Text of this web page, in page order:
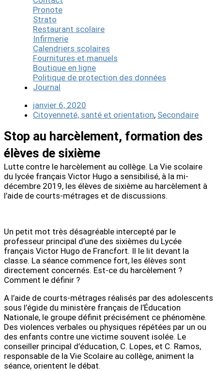
Pronote
Strato
Restaurant scolaire
Infirmerie
Calendriers scolaires
Fournitures et manuels
Boutique en ligne
Politique de protection des données
Journal
janvier 6, 2020
Citoyenneté, santé et orientation, Secondaire
Stop au harcèlement, formation des
élèves de sixième
Lutte contre le harcèlement au collège. La Vie scolaire
du lycée français Victor Hugo a sensibilisé, à la mi-
décembre 2019, les élèves de sixième au harcèlement à
l’aide de courts-métrages et de discussions.
Un petit mot très désagréable intercepté par le
professeur principal d’une des sixièmes du Lycée
français Victor Hugo de Francfort. Il le lit devant la
classe. La séance commence fort, les élèves sont
directement concernés. Est-ce du harcèlement ?
Comment le définir ?
A l’aide de courts-métrages réalisés par des adolescents
sous l’égide du ministère français de l’Éducation
Nationale, le groupe définit précisément ce phénomène.
Des violences verbales ou physiques répétées par un ou
des enfants contre une victime souvent isolée. Le
conseiller principal d’éducation, C. Lopes, et C. Ramos,
responsable de la Vie Scolaire au collège, animent la
séance, orientent le débat.